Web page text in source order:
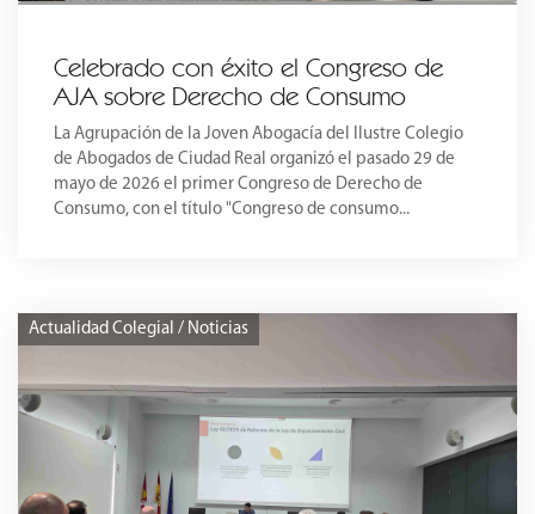
Celebrado con éxito el Congreso de
AJA sobre Derecho de Consumo
La Agrupación de la Joven Abogacía del Ilustre Colegio
de Abogados de Ciudad Real organizó el pasado 29 de
mayo de 2026 el primer Congreso de Derecho de
Consumo, con el título "Congreso de consumo...
Actualidad Colegial / Noticias